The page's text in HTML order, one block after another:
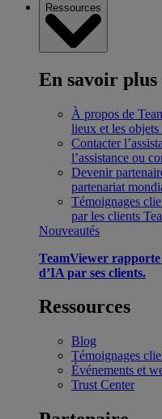
Ressources
En savoir
À propos de
lieux et les objets
Contacter
l’assistance ou
Devenir
partenariat
Témoignages
par les clients
Nouveautés
TeamViewer
d’IA par ses clients.
Ressources
Blog
Témoignages
Événements et
Trust Center